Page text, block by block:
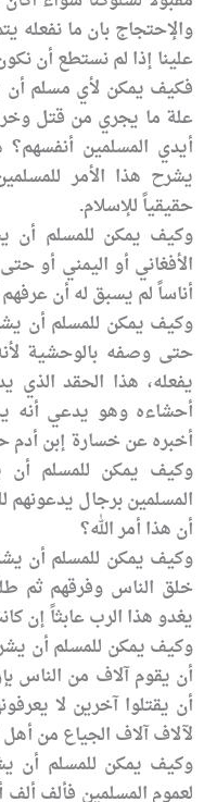
والإحتجاج بان ما نفعله
علينا إذا لم نستطع أن
فكيف يمكن لأي مسلم أن
علة ما يجري من قتل
أيدي المسلمين
يشرح هذا الأمر
حقيقياً للإسلام.
وكيف يمكن للمسلم أن
الأفغاني أو اليمني أو
أناساً لم يسبق له أن
وكيف يمكن للمسلم أن
حتى وصفه بالوحشية
يفعله، هذا الحقد الذي
أحشاءه وهو يدعي أنه
أخبره عن خسارة إبن
وكيف يمكن للمسلم أن
المسلمين برجال
أن هذا أمر الله؟
وكيف يمكن للمسلم أن
خلق الناس وفرقهم ثم
يغدو هذا الرب عابثاً إن
وكيف يمكن للمسلم أن
أن يقوم آلاف من الناس
أن يقتلوا آخرين لا
لآلاف آلاف الجياع من
وكيف يمكن للمسلم أن
لعموم المسلمين فألف